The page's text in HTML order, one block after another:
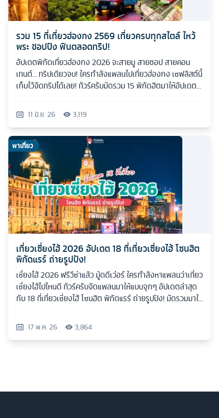
รวม 15 ที่เที่ยวฮ่องกง 2569 เที่ยวครบทุกสไตล์ ไหว้
พระ ชอปปิง ฟินตลอดทริป!
อัปเดตพิกัดเที่ยวฮ่องกง 2026 จะสายมู สายชอป สายคอน
เทนต์... ทริปเดียวจบ! ใครกำลังแพลนไปเที่ยวฮ่องกง เซฟลิสต์นี้
เก็บไว้จัดทริปได้เลย! ทัวร์ครับมัดรวม 15 พิกัดฮิตมาให้อัปเดต
11 มิ.ย. 26 3,119
พาเที่ยว
เที่ยวเซี่ยงไฮ้ 2026 อัปเดต 18 ที่เที่ยวเซี่ยงไฮ้ โซนฮิต
พิกัดแรร์ ถ่ายรูปปัง!
เซี่ยงไฮ้ 2026 ฟรีวีซ่าแล้ว มู้ดดีเว่อร์ ใครกำลังหาแพลนว่าเที่ยว
เซี่ยงไฮ้ไปไหนดี ทัวร์ครับจัดแพลนมาให้แบบจุกๆ อัปเดตล่าสุด
กับ 18 ที่เที่ยวเซี่ยงไฮ้ โซนฮิต พิกัดแรร์ ถ่ายรูปปัง! มัดรวมมาให้
17 พ.ค. 26 3,864